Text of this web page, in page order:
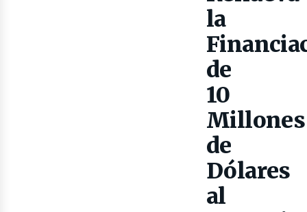
la
de
10
Millones
de
Dólares
al